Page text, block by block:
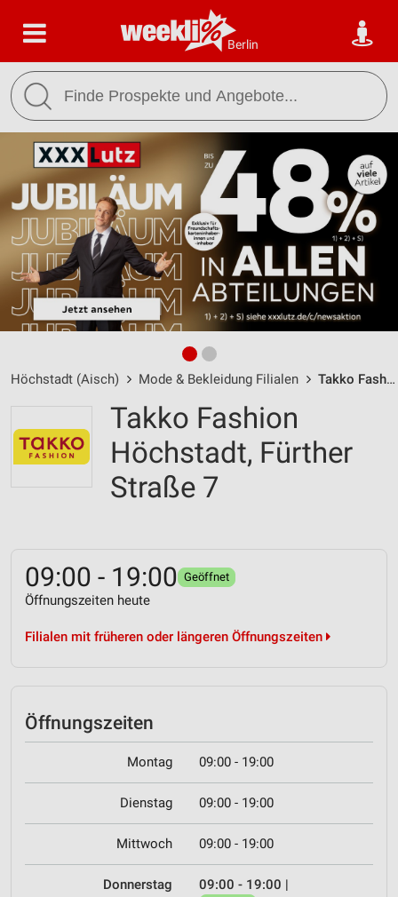
Berlin
Höchstadt (Aisch) Mode & Bekleidung Filialen Takko Fashion Höchstadt / Fürther Straße 7 - Öffnungszeiten & Adresse
Takko Fashion
Höchstadt, Fürther
Straße 7
09:00 - 19:00 Geöffnet
Öffnungszeiten heute
Filialen mit früheren oder längeren Öffnungszeiten
Öffnungszeiten
Montag 09:00 - 19:00
Dienstag 09:00 - 19:00
Mittwoch 09:00 - 19:00
Donnerstag 09:00 - 19:00 |